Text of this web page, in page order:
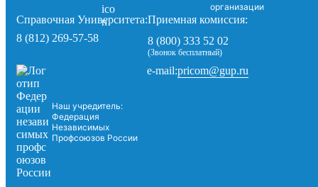
организации
Справочная Университета:
8 (812) 269-57-58
Приемная комиссия:
8 (800) 333 52 02
(Звонок бесплатный)
Наш учредитель:
Федерация
Независимых
Профсоюзов России
e-mail:pricom@gup.ru